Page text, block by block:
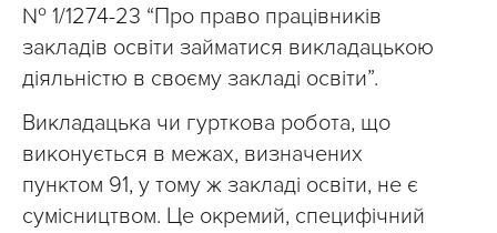
№ 1/1274-23 “Про право працівників
закладів освіти займатися викладацькою
діяльністю в своєму закладі освіти”.
Викладацька чи гурткова робота, що
виконується в межах, визначених
пунктом 91, у тому ж закладі освіти, не є
сумісництвом. Це окремий, специфічний